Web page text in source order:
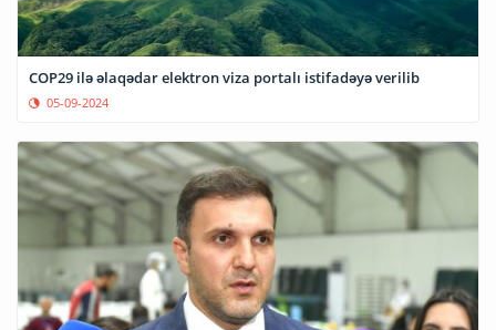
COP29 ilə əlaqədar elektron viza portalı istifadəyə verilib
05-09-2024